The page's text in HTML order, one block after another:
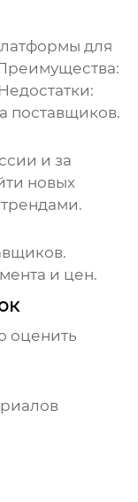
для
поставщиков.
и за
новых
и цен.
оценить